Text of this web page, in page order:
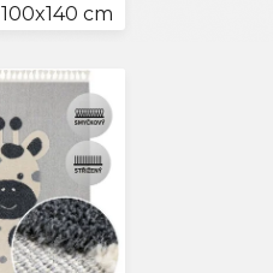
100x140 cm